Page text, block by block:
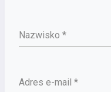
Nazwisko *
Adres e-mail *